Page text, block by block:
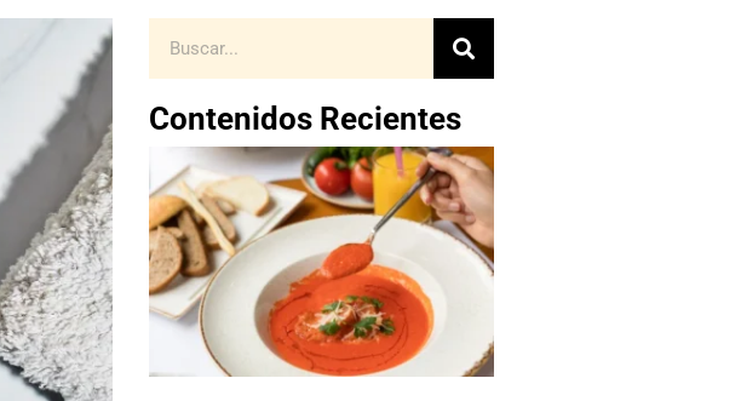
Contenidos Recientes